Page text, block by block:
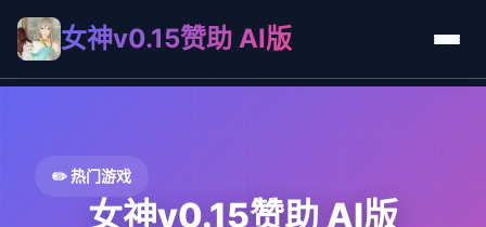
女神v0.15赞助 AI版
✏️ 热门游戏
女神v0.15赞助 AI版